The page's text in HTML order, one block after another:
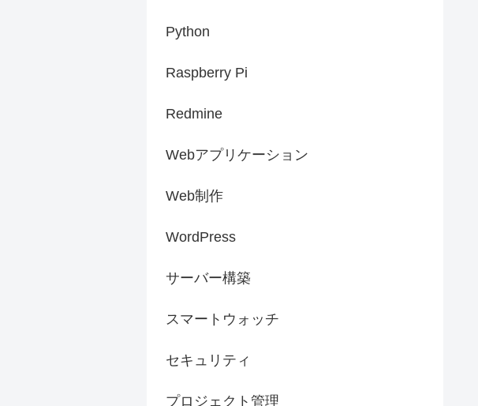
Python
Raspberry Pi
Redmine
Webアプリケーション
Web制作
WordPress
サーバー構築
スマートウォッチ
セキュリティ
プロジェクト管理